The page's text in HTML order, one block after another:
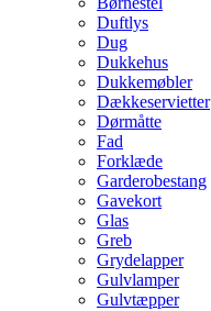
Duftlys
Dug
Dukkehus
Dukkemøbler
Dækkeservietter
Dørmåtte
Fad
Forklæde
Garderobestang
Gavekort
Glas
Greb
Grydelapper
Gulvlamper
Gulvtæpper